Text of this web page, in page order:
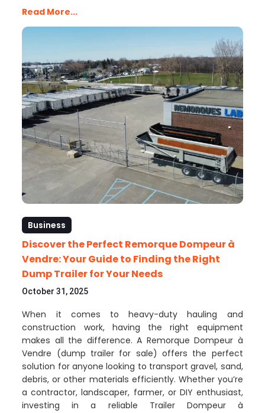
Read More...
Business
Discover the Perfect Remorque Dompeur à
Vendre: Your Guide to Finding the Right
Dump Trailer for Your Needs
October 31, 2025
When it comes to heavy-duty hauling and
construction work, having the right equipment
makes all the difference. A Remorque Dompeur à
Vendre (dump trailer for sale) offers the perfect
solution for anyone looking to transport gravel, sand,
debris, or other materials efficiently. Whether you’re
a contractor, landscaper, farmer, or DIY enthusiast,
investing in a reliable Trailer Dompeur à